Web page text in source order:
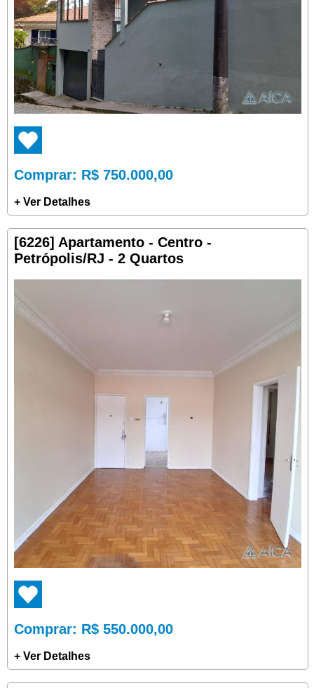
Comprar: R$ 750.000,00
+ Ver Detalhes
[6226] Apartamento - Centro -
Petrópolis/RJ - 2 Quartos
Comprar: R$ 550.000,00
+ Ver Detalhes